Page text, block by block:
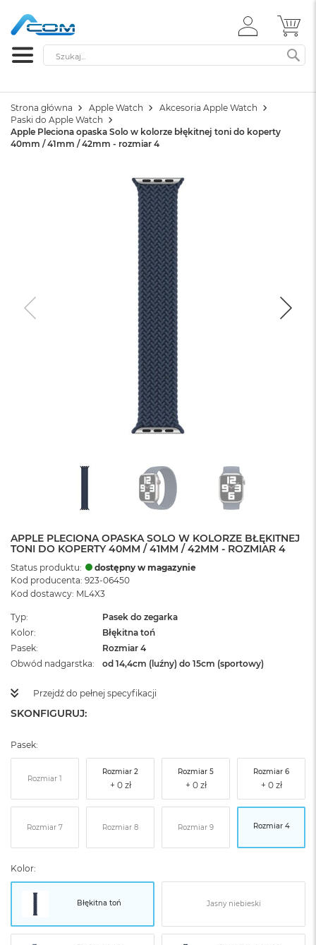
ZALOGUJ
SIĘ
Szukaj
Strona główna Apple Watch
Akcesoria Apple Watch
Paski do Apple Watch
Apple Pleciona opaska Solo w kolorze błękitnej toni do koperty
40mm / 41mm / 42mm - rozmiar 4
APPLE PLECIONA OPASKA SOLO W KOLORZE BŁĘKITNEJ
TONI DO KOPERTY 40MM / 41MM / 42MM - ROZMIAR 4
Status produktu:
dostępny w magazynie
Kod producenta: 923-06450
Kod dostawcy: ML4X3
Typ
Pasek do zegarka
Kolor
Błękitna toń
Pasek
Rozmiar 4
Obwód nadgarstka
od 14,4cm (luźny) do 15cm (sportowy)
Przejdź do pełnej specyfikacji
SKONFIGURUJ:
Pasek:
Rozmiar 1
Rozmiar 2 Rozmiar 5 Rozmiar 6
Rozmiar 7 Rozmiar 8 Rozmiar 9 Rozmiar 4
Kolor:
Błękitna toń Jasny niebieski